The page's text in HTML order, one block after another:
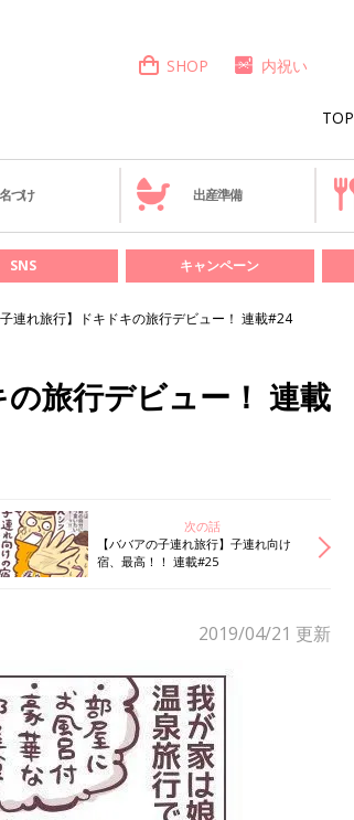
TOP
SHOP 内祝い
名づけ 出産準備
SNS キャンペーン
子連れ旅行】ドキドキの旅行デビュー！ 連載#24
の旅行デビュー！ 連載
次の話
【ババアの子連れ旅行】子連れ向け
宿、最高！！ 連載#25
2019/04/21 更新